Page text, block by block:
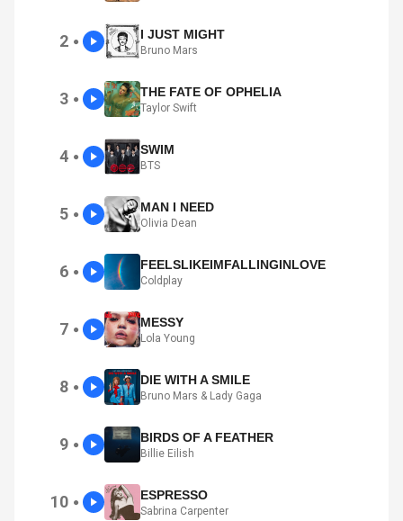
2 ● I JUST MIGHT
Bruno Mars
3 ● THE FATE OF OPHELIA
Taylor Swift
4 ● SWIM
BTS
5 ● MAN I NEED
Olivia Dean
6 ● FEELSLIKEIMFALLINGINLOVE
Coldplay
7 ● MESSY
Lola Young
8 ● DIE WITH A SMILE
Bruno Mars & Lady Gaga
9 ● BIRDS OF A FEATHER
Billie Eilish
10 ● ESPRESSO
Sabrina Carpenter